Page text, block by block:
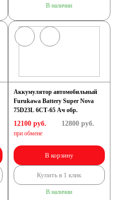
В наличии
Аккумулятор автомобильный
Furukawa Battery Super Nova
75D23L 6СТ-65 Ач обр.
12100 руб.
при обмене
12800 руб.
В корзину
Купить в 1 клик
В наличии